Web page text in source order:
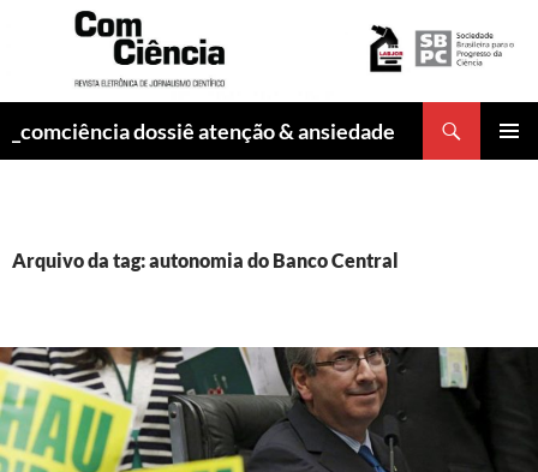
_comciência dossiê atenção & ansiedade
Arquivo da tag: autonomia do Banco Central